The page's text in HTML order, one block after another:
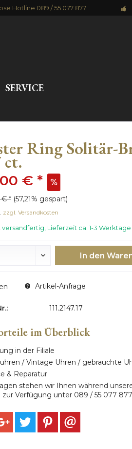
Hotline 089 / 55 077 877
SERVICE
Ring Solitär-
ct.
€ *
€ * (57,21% gespart)
zzgl. Versandkosten
versandfertig, Lieferzeit ca. 1-3 Werktage
In den
Artikel-Anfrage
111.2147.17
im Überblick
in der Filiale
/ Vintage Uhren / gebrauchte
& Reparatur
stehen wir Ihnen während
zur Verfügung unter 089 / 55 077 877